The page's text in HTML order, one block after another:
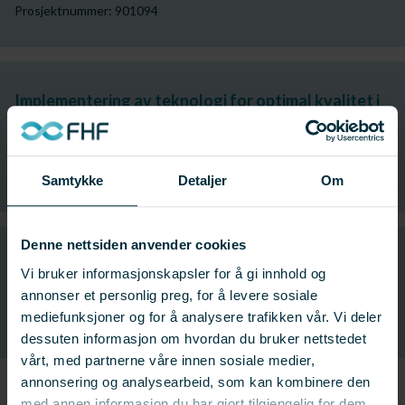
Samtykke Detaljer Om
Denne nettsiden anvender cookies
Vi bruker informasjonskapsler for å gi innhold og
annonser et personlig preg, for å levere sosiale
mediefunksjoner og for å analysere trafikken vår. Vi deler
dessuten informasjon om hvordan du bruker nettstedet
vårt, med partnerne våre innen sosiale medier,
annonsering og analysearbeid, som kan kombinere den
Prosjektnummer: 901094
Implementering av teknologi for optimal kvalitet i
fremtidens prosesslinje på trålere (OPTIPRO):
Fase 1
Prosjektnummer: 900930
Automatisk fangstbehandling av hvitfisk på
snurrevadfartøy
Prosjektnummer: 900526